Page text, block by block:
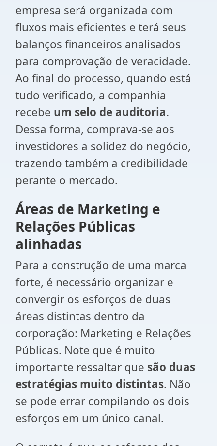
empresa será organizada com
fluxos mais eficientes e terá seus
balanços financeiros analisados
para comprovação de veracidade.
Ao final do processo, quando está
tudo verificado, a companhia
recebe um selo de auditoria.
Dessa forma, comprava-se aos
investidores a solidez do negócio,
trazendo também a credibilidade
perante o mercado.
Áreas de Marketing e
Relações Públicas
alinhadas
Para a construção de uma marca
forte, é necessário organizar e
convergir os esforços de duas
áreas distintas dentro da
corporação: Marketing e Relações
Públicas. Note que é muito
importante ressaltar que são duas
estratégias muito distintas. Não
se pode errar compilando os dois
esforços em um único canal.